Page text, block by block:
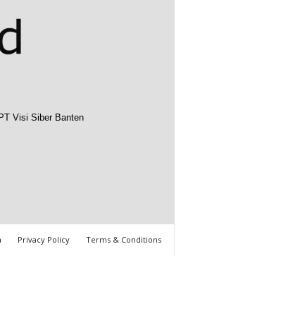
Visi Siber Banten
Privacy Policy Terms & Conditions